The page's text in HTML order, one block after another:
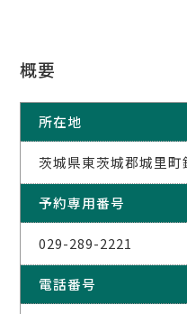
概要
所在地
茨城県東茨城郡城里町
予約専用番号
029-289-2221
電話番号